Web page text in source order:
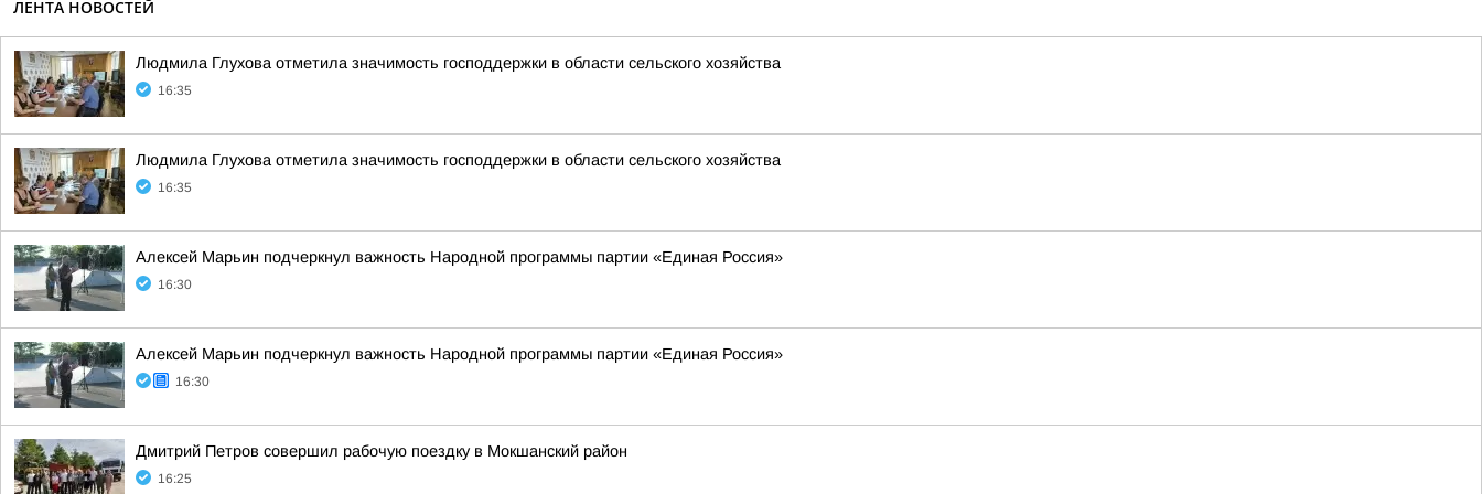
ЛЕНТА НОВОСТЕЙ
Людмила Глухова отметила значимость господдержки в области сельского хозяйства
16:35
Людмила Глухова отметила значимость господдержки в области сельского хозяйства
16:35
Алексей Марьин подчеркнул важность Народной программы партии «Единая Россия»
16:30
Алексей Марьин подчеркнул важность Народной программы партии «Единая Россия»
16:30
Дмитрий Петров совершил рабочую поездку в Мокшанский район
16:25